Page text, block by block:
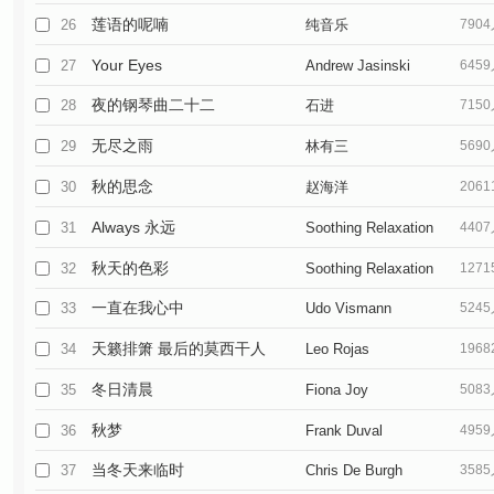
26 莲语的呢喃 纯音乐 7904
27 Your Eyes Andrew Jasinski 6459
28 夜的钢琴曲二十二 石进 7150
29 无尽之雨 林有三 5690
30 秋的思念 赵海洋
31 Always 永远 Soothing Relaxation 4407
32 秋天的色彩 Soothing Relaxation
33 一直在我心中 Udo Vismann 5245
34 天籁排箫 最后的莫西干人 Leo Rojas
35 冬日清晨 Fiona Joy 5083
36 秋梦 Frank Duval 4959
37 当冬天来临时 Chris De Burgh 3585